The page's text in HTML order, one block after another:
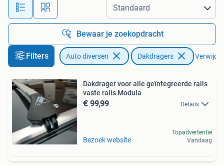
Alle afstanden…
Bewaar je zoekopdracht
Filters Auto diversen Dakdragers
Dakdrager voor alle geïntegreerde rails
vaste rails Modula
€ 99,99 Details
Bezoek website
Topadvertentie
Vandaag